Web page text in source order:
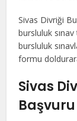
Sivas Divriği
bursluluk
bursluluk
formu
Sivas